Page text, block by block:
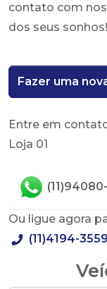
contato com
dos seus sonhos!
Fazer uma
Entre em
Loja 01
Ou ligue agora
(11)4194-3559